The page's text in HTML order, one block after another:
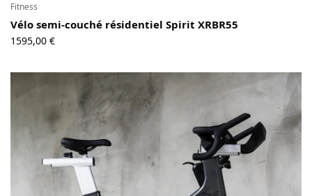
Fitness
Vélo semi-couché résidentiel Spirit XRBR55
1595,00 €